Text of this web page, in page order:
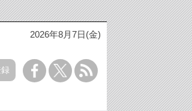
2026年8月7日(金)